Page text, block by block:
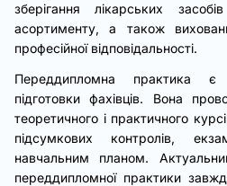
зберігання лікарських
асортименту, а також
професійної відповідальності.
Переддипломна практика є
підготовки фахівців. Вона
теоретичного і практичного
підсумкових контролів,
навчальним планом.
переддипломної практики